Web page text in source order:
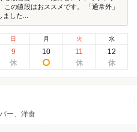
の値段はおススメです。 「通常外」
した...
日
9
月
10
火
11
水
12
ー、洋食